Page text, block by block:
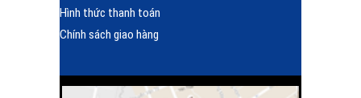
Hình thức thanh toán
Chính sách giao hàng